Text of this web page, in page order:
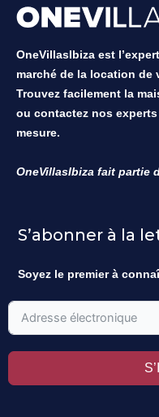
OneVillasIbiza est
marché de la location de
Trouvez facilement la
ou contactez nos
mesure.
OneVillasIbiza fait partie
S’abonner à la
Soyez le premier à